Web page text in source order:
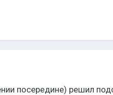
посередине) решил